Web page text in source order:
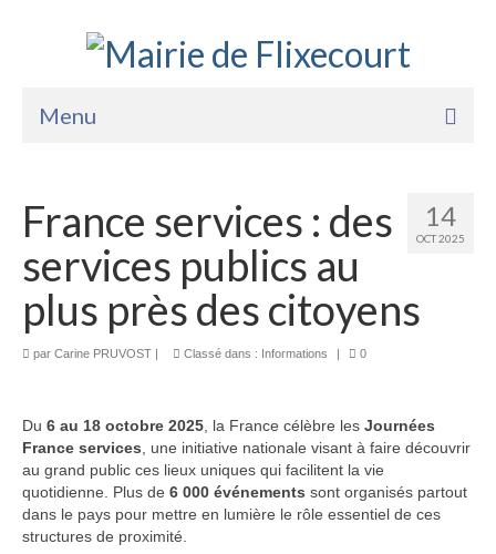
Menu
La Mairie
Vie Pratique
Services
Enfance Jeunesse
14
OCT 2025
France services : des
services publics au
plus près des citoyens
par Carine PRUVOST | Classé dans : Informations | 0
Du 6 au 18 octobre 2025 , la France célèbre les Journées
France services , une initiative nationale visant à faire découvrir
au grand public ces lieux uniques qui facilitent la vie
quotidienne. Plus de 6 000 événements sont organisés partout
dans le pays pour mettre en lumière le rôle essentiel de ces
structures de proximité.